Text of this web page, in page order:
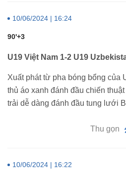
10/06/2024 | 16:24
90'+3
U19 Việt Nam 1-2 U19
Xuất phát từ pha bóng bổng của
thủ áo xanh đánh đầu chiến
trải dễ dàng đánh đầu tung lưới
Thu gọn
10/06/2024 | 16:22